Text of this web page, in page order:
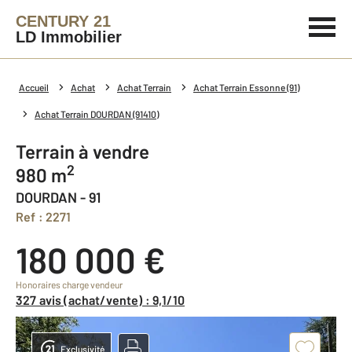
CENTURY 21
LD Immobilier
Accueil Achat Achat Terrain Achat Terrain Essonne (91)
Achat Terrain DOURDAN (91410)
Terrain à vendre
980 m2
DOURDAN - 91
Ref : 2271
180 000 €
Honoraires charge vendeur
327 avis (achat/vente) : 9,1/10
Exclusivité